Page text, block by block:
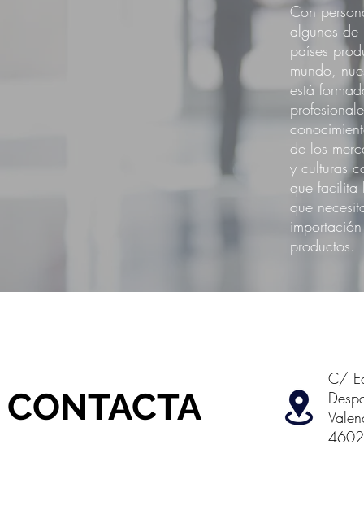
Con
algunos de
países
mundo,
está
de los
y culturas
que facilita
que
productos.
CONTACTA
C/